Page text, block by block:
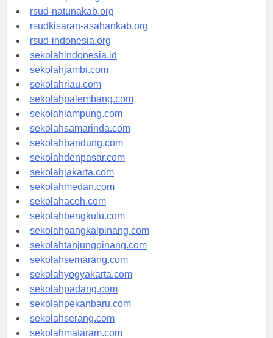
rsud-ntbprov.org
rsud-natunakab.org
rsudkisaran-asahankab.org
rsud-indonesia.org
sekolahindonesia.id
sekolahjambi.com
sekolahriau.com
sekolahpalembang.com
sekolahlampung.com
sekolahsamarinda.com
sekolahbandung.com
sekolahdenpasar.com
sekolahjakarta.com
sekolahmedan.com
sekolahaceh.com
sekolahbengkulu.com
sekolahpangkalpinang.com
sekolahtanjungpinang.com
sekolahsemarang.com
sekolahyogyakarta.com
sekolahpadang.com
sekolahpekanbaru.com
sekolahserang.com